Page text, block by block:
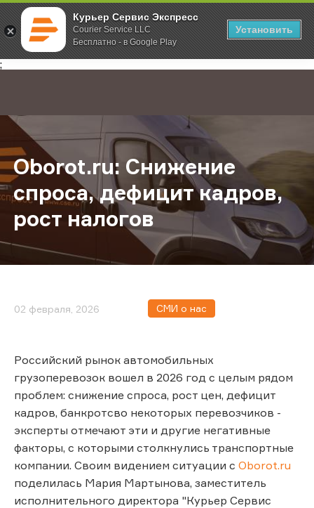
Курьер Сервис Экспресс
Courier Service LLC
Бесплатно - в Google Play
Установить
;
Главная О компании Новости Oborot.ru: Снижение спроса,
Oborot.ru: Снижение
спроса, дефицит кадров,
рост налогов
02 февраля, 2026 СМИ о нас
Российский рынок автомобильных
грузоперевозок вошел в 2026 год с целым рядом
проблем: снижение спроса, рост цен, дефицит
кадров, банкротсво некоторых перевозчиков -
эксперты отмечают эти и другие негативные
факторы, с которыми столкнулись транспортные
компании. Своим видением ситуации с Oborot.ru
поделилась Мария Мартынова, заместитель
исполнительного директора "Курьер Сервис